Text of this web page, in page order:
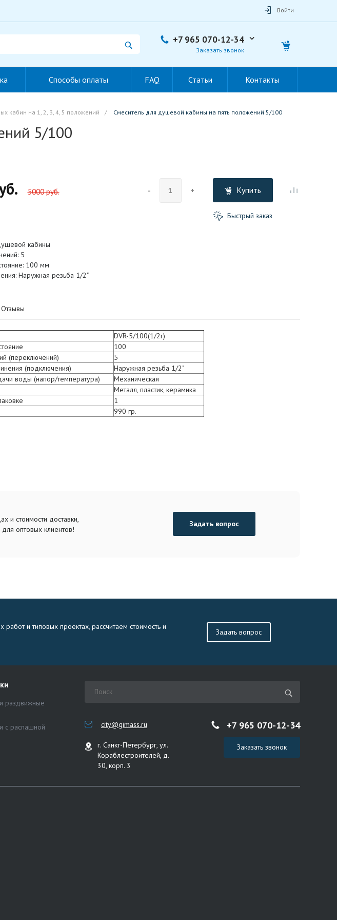
Войти
+7 965 070-12-34
Заказать звонок
Способы оплаты FAQ Статьи Контакты
кабин на 1, 2, 3, 4, 5 положений / Смеситель для душевой кабины на пять положений 5/100
5/100
5000 руб. - + Купить
Быстрый заказ
кабины
5
100 мм
Наружная резьба 1/2"
Отзывы
DVR-5/100(1/2r)
100
(переключений)
5
(подключения)
Наружная резьба 1/2"
воды (напор/температура)
Механическая
Металл, пластик, керамика
1
990 гр.
и стоимости доставки,
оптовых клиентов!
Задать вопрос
и типовых проектах, рассчитаем стоимость и
Задать вопрос
раздвижные
с распашной
city@gimass.ru
г. Санкт-Петербург, ул.
Кораблестроителей, д.
30, корп. 3
+7 965 070-12-34
Заказать звонок